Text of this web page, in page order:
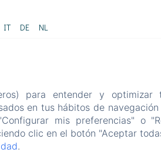
IT DE
NL
Venta
para entender y optimizar
en tus hábitos de
mis preferencias" o
clic en el botón "Aceptar
.